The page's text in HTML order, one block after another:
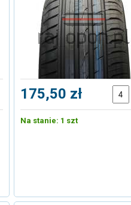
175,50 zł
Na stanie: 1 szt